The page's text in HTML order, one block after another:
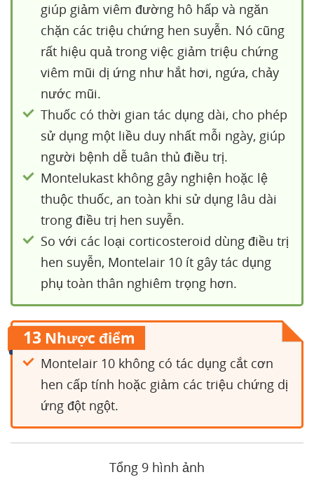
giúp giảm viêm đường hô hấp và ngăn
chặn các triệu chứng hen suyễn. Nó cũng
rất hiệu quả trong việc giảm triệu chứng
viêm mũi dị ứng như hắt hơi, ngứa, chảy
nước mũi.
Thuốc có thời gian tác dụng dài, cho phép
sử dụng một liều duy nhất mỗi ngày, giúp
người bệnh dễ tuân thủ điều trị.
Montelukast không gây nghiện hoặc lệ
thuộc thuốc, an toàn khi sử dụng lâu dài
trong điều trị hen suyễn.
So với các loại corticosteroid dùng điều trị
hen suyễn, Montelair 10 ít gây tác dụng
phụ toàn thân nghiêm trọng hơn.
13 Nhược điểm
Montelair 10 không có tác dụng cắt cơn
hen cấp tính hoặc giảm các triệu chứng dị
ứng đột ngột.
Tổng 9 hình ảnh